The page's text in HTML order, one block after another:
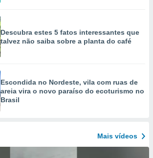
Descubra estes 5 fatos interessantes que
talvez não saiba sobre a planta do café
Escondida no Nordeste, vila com ruas de
areia vira o novo paraíso do ecoturismo no
Brasil
Mais vídeos